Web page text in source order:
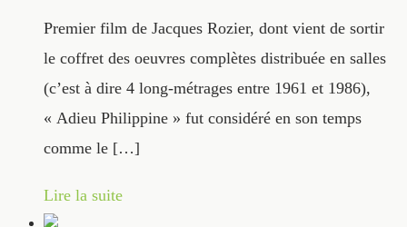
Premier film de Jacques Rozier, dont vient de sortir
le coffret des oeuvres complètes distribuée en salles
(c’est à dire 4 long-métrages entre 1961 et 1986),
« Adieu Philippine » fut considéré en son temps
comme le […]
Lire la suite